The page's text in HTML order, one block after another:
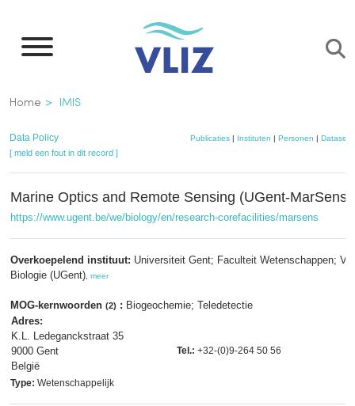
naar
inhoud
gaan
Kruimelpad
Home IMIS
Data Policy Publicaties | Instituten | Personen | Datasets
[ meld een fout in dit record ]
Marine Optics and Remote Sensing (UGent-MarSens)
https://www.ugent.be/we/biology/en/research-corefacilities/marsens
Overkoepelend instituut: Universiteit Gent; Faculteit Wetenschappen;
Biologie (UGent) meer
MOG-kernwoorden (2) : Biogeochemie; Teledetectie
Adres:
K.L. Ledeganckstraat 35
9000 Gent
België
Tel.: +32-(0)9-264 50 56
Type: Wetenschappelijk